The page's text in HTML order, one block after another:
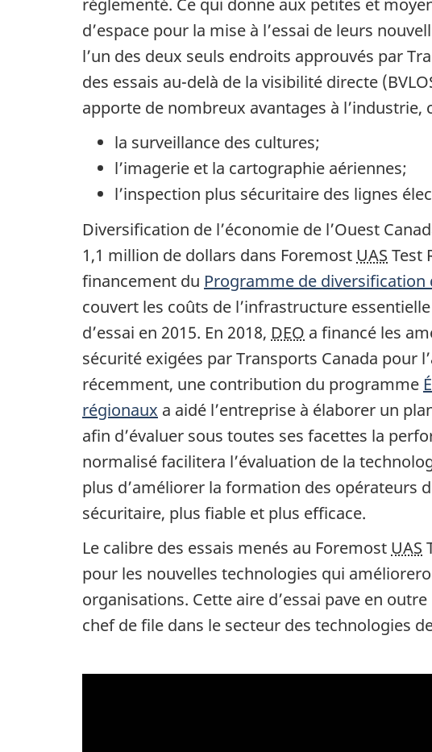
d’espace pour la mise à l’essai de leurs
l’un des deux seuls endroits approuvés par
des essais au-delà de la visibilité directe
apporte de nombreux avantages à l’industrie,
la surveillance des cultures;
l’imagerie et la cartographie aériennes;
l’inspection plus sécuritaire des lignes
Diversification de l’économie de l’Ouest
1,1 million de dollars dans Foremost UAS Test
financement du Programme de diversification
couvert les coûts de l’infrastructure
d’essai en 2015. En 2018, DEO a financé les
sécurité exigées par Transports Canada pour
récemment, une contribution du programme
régionaux a aidé l’entreprise à élaborer un
afin d’évaluer sous toutes ses facettes la
normalisé facilitera l’évaluation de la
plus d’améliorer la formation des opérateurs
sécuritaire, plus fiable et plus efficace.
Le calibre des essais menés au Foremost UAS
pour les nouvelles technologies qui
organisations. Cette aire d’essai pave en
chef de file dans le secteur des technologies